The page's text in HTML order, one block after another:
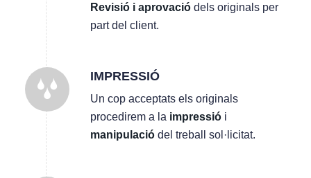
Revisió i aprovació dels originals per
part del client.
IMPRESSIÓ
Un cop acceptats els originals
procedirem a la impressiói
manipulaciódel treball sol·licitat.